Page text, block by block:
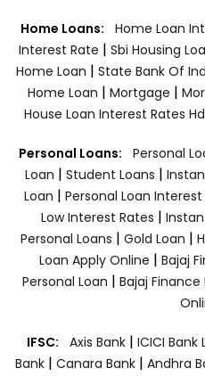
Home Loans: Home Loan
Interest Rate | Sbi Housing
Home Loan | State Bank Of
Home Loan | Mortgage |
House Loan Interest Rates
Personal Loans: Personal
Loan | Student Loans |
Loan | Personal Loan Interest
Low Interest Rates |
Personal Loans | Gold Loan |
Loan Apply Online | Bajaj
Personal Loan | Bajaj Finance
IFSC: Axis Bank | ICICI Bank
Bank| Canara Bank | Andhra